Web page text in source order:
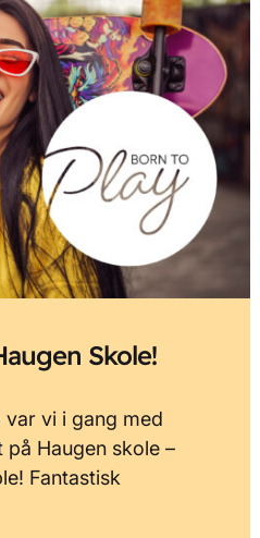
Skole!
vi i gang med
Haugen skole –
Fantastisk